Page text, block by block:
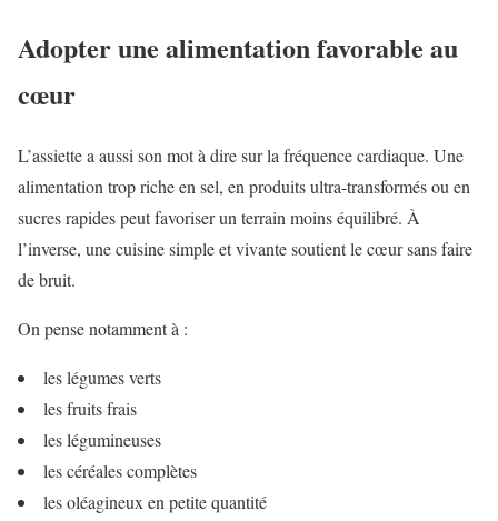
Adopter une alimentation favorable au
cœur
L’assiette a aussi son mot à dire sur la fréquence cardiaque. Une
alimentation trop riche en sel, en produits ultra-transformés ou en
sucres rapides peut favoriser un terrain moins équilibré. À
l’inverse, une cuisine simple et vivante soutient le cœur sans faire
de bruit.
On pense notamment à :
les légumes verts
les fruits frais
les légumineuses
les céréales complètes
les oléagineux en petite quantité